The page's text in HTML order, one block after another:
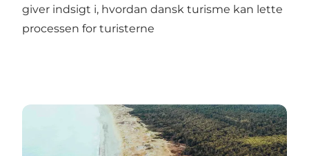
giver indsigt i, hvordan dansk turisme kan lette
processen for turisterne
Vi er tilbage på det tyske marked igen i 2024